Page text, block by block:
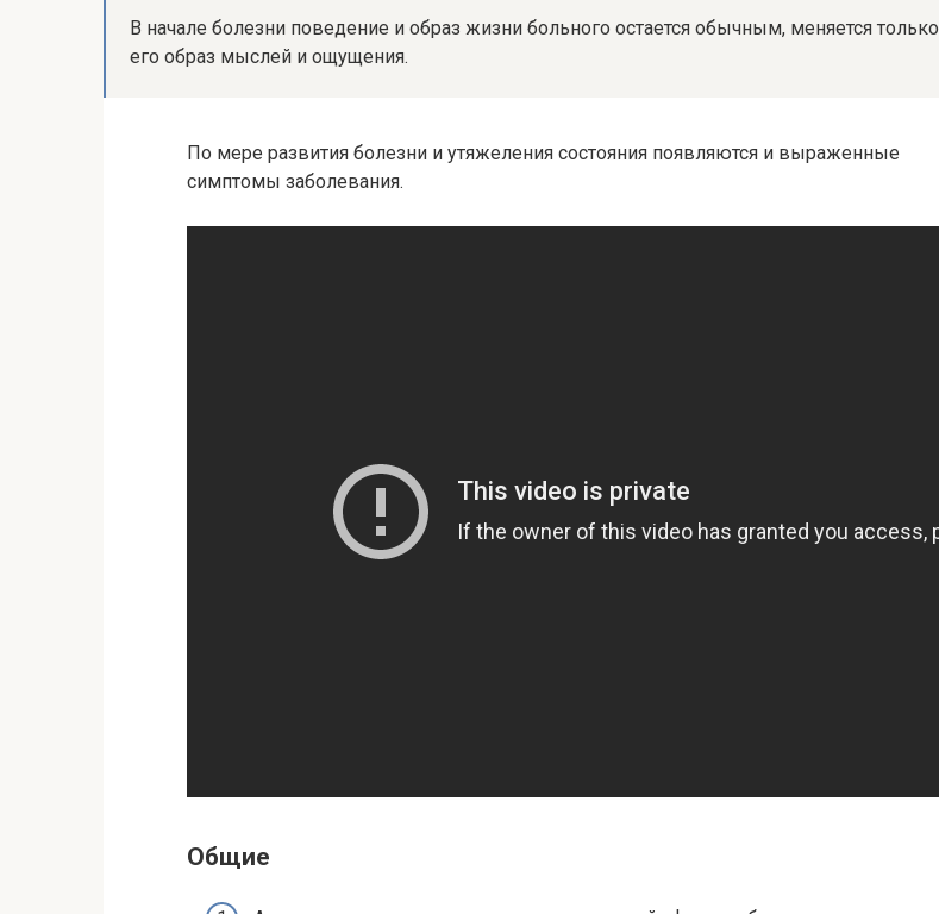
В начале болезни поведение и образ жизни больного остается обычным, меняется только
его образ мыслей и ощущения.
По мере развития болезни и утяжеления состояния появляются и выраженные
симптомы заболевания.
Общие